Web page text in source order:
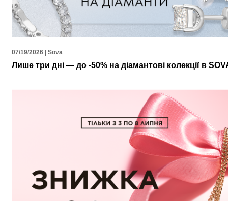
07/19/2026 | Sova
Лише три дні — до -50% на діамантові колекції в